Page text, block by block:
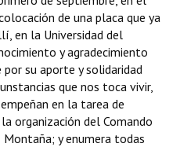
de una placa que ya
en la Universidad del
y agradecimiento
su aporte y solidaridad
que nos toca vivir,
en la tarea de
organización del Comando
y enumera todas